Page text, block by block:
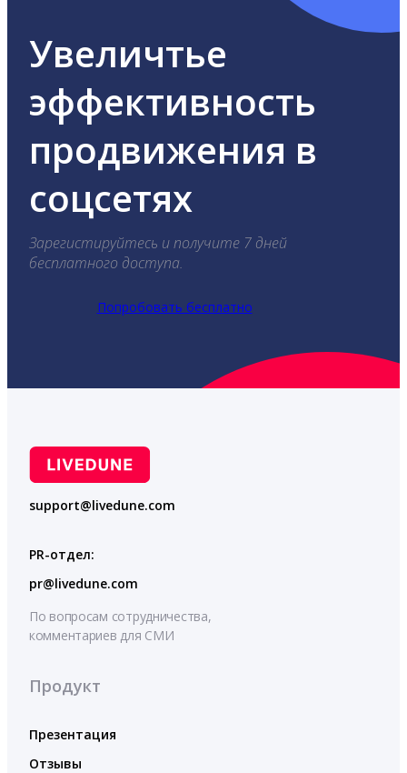
Увеличтье
эффективность
продвижения в
соцсетях
Зарегистируйтесь и получите 7 дней
бесплатного доступа.
Попробовать бесплатно
support@livedune.com
PR-отдел:
pr@livedune.com
По вопросам сотрудничества,
комментариев для СМИ
Продукт
Презентация
Отзывы